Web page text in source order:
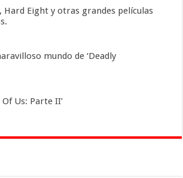
Hard Eight y otras grandes películas
mundo de ‘Deadly
Us: Parte II’